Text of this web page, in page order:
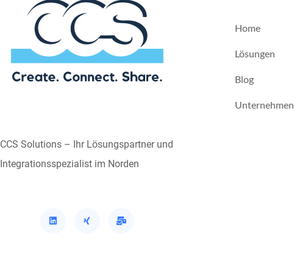
CCS Solutions – Ihr Lösungspartner und
Integrationsspezialist im Norden
Home
Lösungen
Blog
Unternehmen